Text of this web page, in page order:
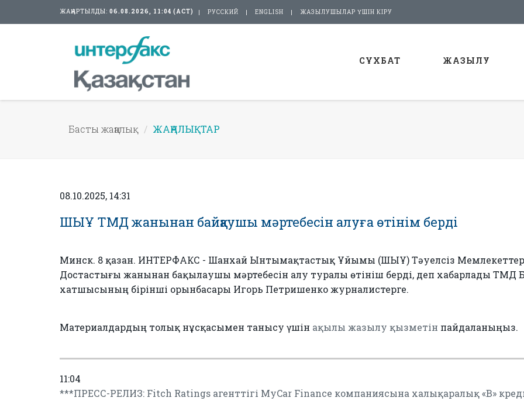
ЖАҢАРТЫЛДЫ: 06.08.2026, 11:04 (АСТ) РУССКИЙ ENGLISH ЖАЗЫЛУШЫЛАР ҮШІН КІРУ
СҰХБАТ ЖАЗЫЛУ
Басты жаңалық ЖАҢАЛЫҚТАР
08.10.2025, 14:31
ШЫҰ ТМД жанынан байқаушы мәртебесін алуға өтінім берді
Минск. 8 қазан. ИНТЕРФАКС - Шанхай Ынтымақтастық Ұйымы (ШЫҰ) Тәуелсіз Мемлекеттер
Достастығы жанынан бақылаушы мәртебесін алу туралы өтініш берді, деп хабарлады ТМД
хатшысының бірінші орынбасары Игорь Петришенко журналистерге.
Материалдардың толық нұсқасымен танысу үшін ақылы жазылу қызметін пайдаланыңыз.
11:04
***ПРЕСС-РЕЛИЗ: Fitch Ratings агенттігі MyCar Finance компаниясына халықаралық «B»